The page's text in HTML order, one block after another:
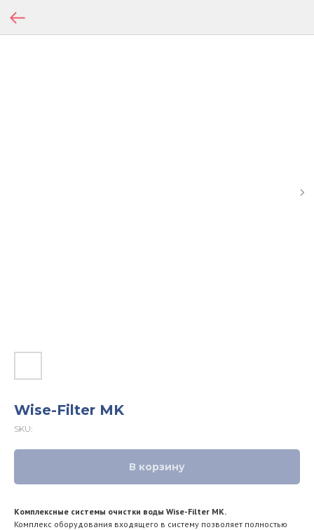
Wise-Filter MK
SKU:
В корзину
Комплексные системы очистки воды Wise-Filter MK.
Комплекс оборудования входящего в систему позволяет полностью